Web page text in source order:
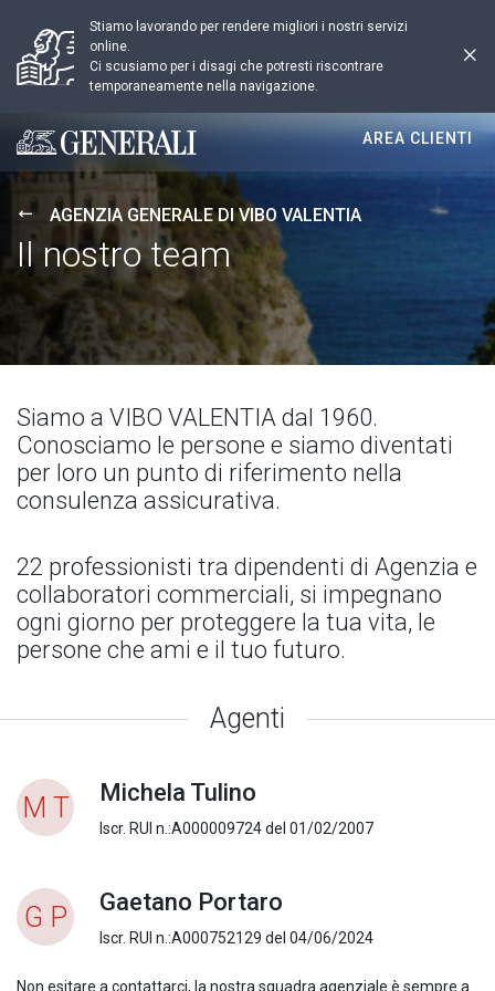
Stiamo lavorando per rendere migliori i nostri servizi
online.
Ci scusiamo per i disagi che potresti riscontrare
temporaneamente nella navigazione.
Generali logo
AREA CLIENTI
AGENZIA GENERALE DI VIBO VALENTIA
Il nostro team
Siamo a VIBO VALENTIA dal 1960.
Conosciamo le persone e siamo diventati
per loro un punto di riferimento nella
consulenza assicurativa.
22 professionisti tra dipendenti di Agenzia e
collaboratori commerciali, si impegnano
ogni giorno per proteggere la tua vita, le
persone che ami e il tuo futuro.
Agenti
M T Michela Tulino
Iscr. RUI n.:A000009724 del 01/02/2007
G P Gaetano Portaro
Iscr. RUI n.:A000752129 del 04/06/2024
Non esitare a contattarci, la nostra squadra agenziale è sempre a